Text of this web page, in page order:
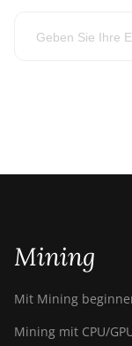
Mining
Mit Mining
Mining mit CPU/